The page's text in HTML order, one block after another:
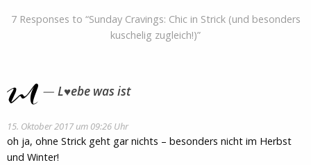
7 Responses to “Sunday Cravings: Chic in Strick (und besonders
kuschelig zugleich!)”
L♥ebe was ist
15. Oktober 2017 um 09:26 Uhr
oh ja, ohne Strick geht gar nichts – besonders nicht im Herbst
und Winter!